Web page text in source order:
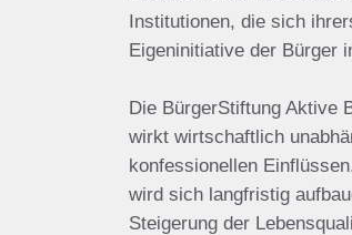
Institutionen, die sich
Eigeninitiative der Bürger
Die BürgerStiftung Aktive
wirkt wirtschaftlich
konfessionellen
wird sich langfristig
Steigerung der